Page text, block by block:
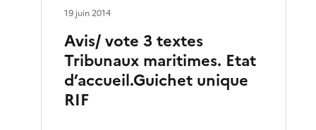
Avis/ vote 3 textes
Tribunaux maritimes. Etat
d’accueil.Guichet unique
RIF
19 juin 2014